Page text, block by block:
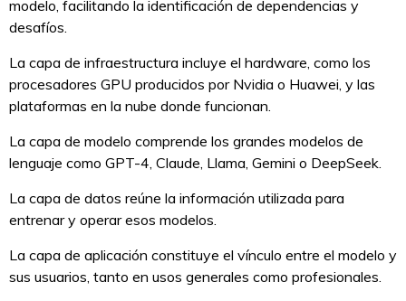
modelo, facilitando la identificación de dependencias y
desafíos.
La capa de infraestructura incluye el hardware, como los
procesadores GPU producidos por Nvidia o Huawei, y las
plataformas en la nube donde funcionan.
La capa de modelo comprende los grandes modelos de
lenguaje como GPT-4, Claude, Llama, Gemini o DeepSeek.
La capa de datos reúne la información utilizada para
entrenar y operar esos modelos.
La capa de aplicación constituye el vínculo entre el modelo y
sus usuarios, tanto en usos generales como profesionales.